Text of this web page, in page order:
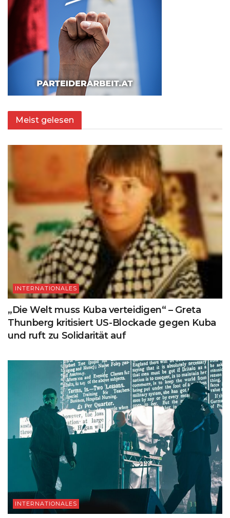
Meist gelesen
INTERNATIONALES
„Die Welt muss Kuba verteidigen“ – Greta
Thunberg kritisiert US-Blockade gegen Kuba
und ruft zu Solidarität auf
INTERNATIONALES